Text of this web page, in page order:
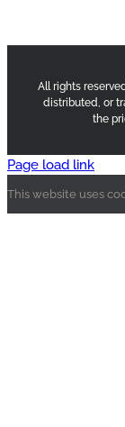
All rights
distributed, or
the
Page load link
This website uses